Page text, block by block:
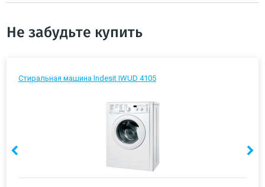
Не забудьте купить
Стиральная машина Indesit IWUD 4105